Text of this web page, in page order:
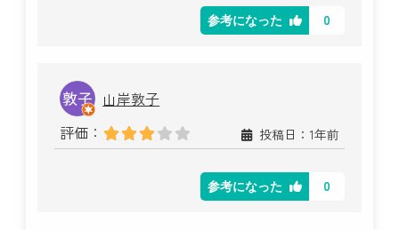
参考になった 0
山岸敦子
評価：
投稿日：1年前
参考になった 0